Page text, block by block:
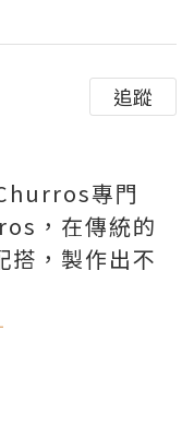
追蹤
專門
，在傳統的
，製作出不